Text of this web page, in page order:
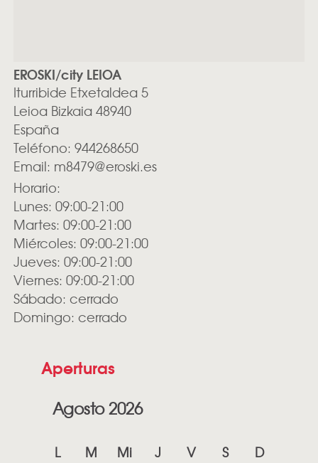
EROSKI/city LEIOA
Iturribide Etxetaldea 5
Leioa Bizkaia 48940
España
Teléfono: 944268650
Email: m8479@eroski.es
Horario:
Lunes: 09:00-21:00
Martes: 09:00-21:00
Miércoles: 09:00-21:00
Jueves: 09:00-21:00
Viernes: 09:00-21:00
Sábado: cerrado
Domingo: cerrado
Aperturas
Agosto 2026
L M Mi J V S D